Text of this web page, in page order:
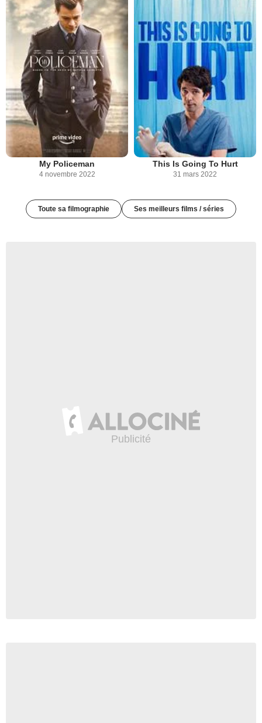
My Policeman
4 novembre 2022
This Is Going To Hurt
31 mars 2022
Toute sa filmographie Ses meilleurs films / séries